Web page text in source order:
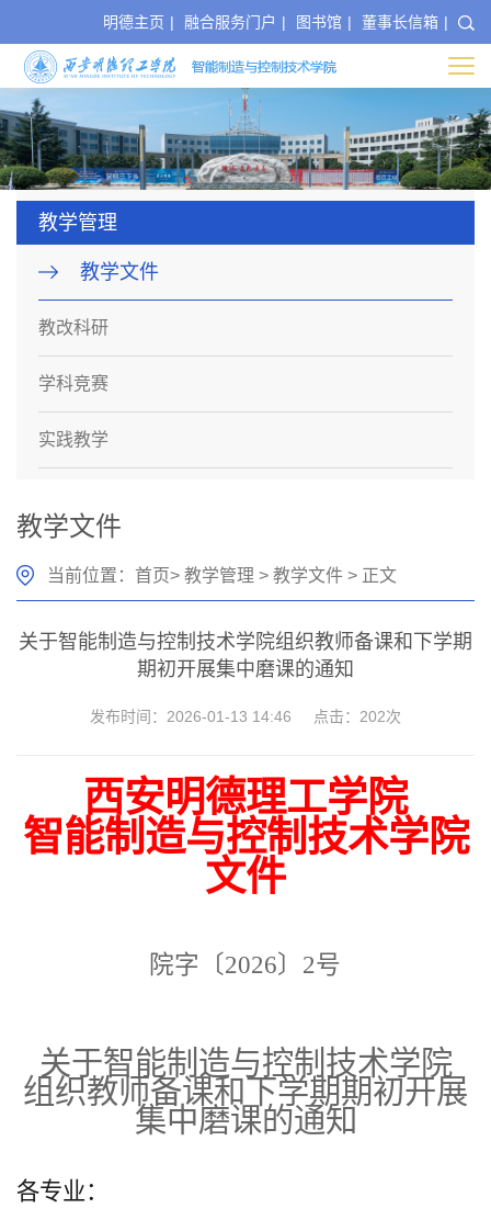
明德主页 | 融合服务门户 | 图书馆 | 董事长信箱 |
教学管理
教学文件
教改科研
学科竞赛
实践教学
教学文件
当前位置： 首页> 教学管理 > 教学文件 > 正文
关于智能制造与控制技术学院组织教师备课和下学期
期初开展集中磨课的通知
发布时间：2026-01-13 14:46 点击： 202次
西安明德理工学院
智能制造与控制技术学院
文件
院字〔2026〕 2号
关于智能制造与控制技术学院
组织教师备课和下学期期初开展
集中磨课的通知
各专业：